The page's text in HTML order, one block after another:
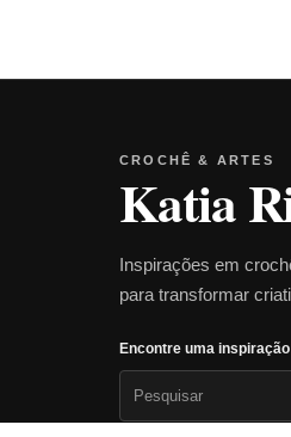
CROCHÊ & ARTES
Katia
Inspirações em
para transformar
Encontre uma inspiração